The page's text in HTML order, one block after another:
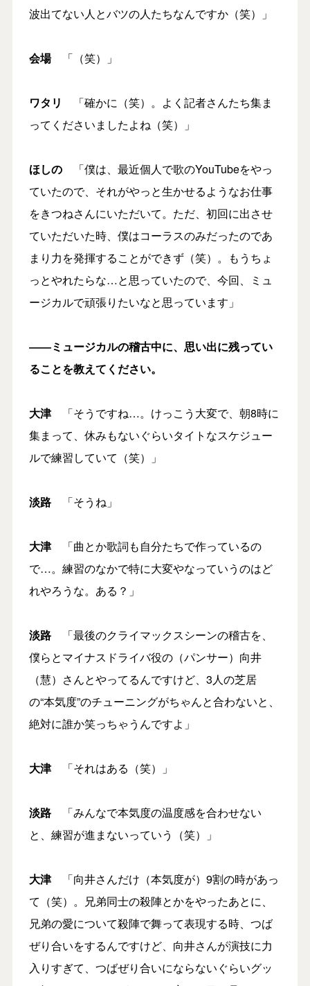
波出てない人とバツの人たちなんですか（笑）」
会場「（笑）」
ワタリ
「確かに（笑）。よく記者さんたち集ま
ってくださいましたよね（笑）」
ほしの「僕は、最近個人で歌のYouTubeをやっ
ていたので、それがやっと生かせるようなお仕事
をきつねさんにいただいて。ただ、初回に出させ
ていただいた時、僕はコーラスのみだったのであ
まり力を発揮することができず（笑）。もうちょ
っとやれたらな…と思っていたので、今回、ミュ
ージカルで頑張りたいなと思っています」
――ミュージカルの稽古中に、思い出に残ってい
ることを教えてください。
大津「そうですね…。けっこう大変で、朝8時に
集まって、休みもないぐらいタイトなスケジュー
ルで練習していて（笑）」
淡路「そうね」
大津「曲とか歌詞も自分たちで作っているの
で…。練習のなかで特に大変やなっていうのはど
れやろうな。ある？」
淡路「最後のクライマックスシーンの稽古を、
僕らとマイナスドライバ役の（パンサー）向井
（慧）さんとやってるんですけど、3人の芝居
の“本気度”のチューニングがちゃんと合わないと、
絶対に誰か笑っちゃうんですよ」
大津「それはある（笑）」
淡路「みんなで本気度の温度感を合わせない
と、練習が進まないっていう（笑）」
大津「向井さんだけ（本気度が）9割の時があっ
て（笑）。兄弟同士の殺陣とかをやったあとに、
兄弟の愛について殺陣で舞って表現する時、つば
ぜり合いをするんですけど、向井さんが演技に力
入りすぎて、つばぜり合いにならないぐらいグッ